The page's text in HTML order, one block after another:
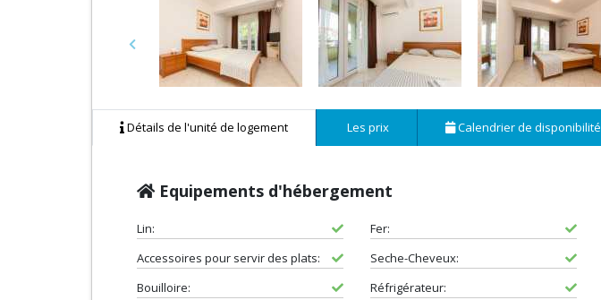
Previous
Détails de l'unité de logement Les prix Calendrier de disponibilité
Equipements d'hébergement
Lin: Fer:
Accessoires pour servir des plats:
Seche-Cheveux:
Bouilloire:
Réfrigérateur: